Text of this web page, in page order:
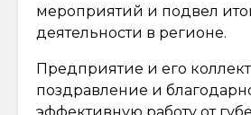
мероприятий и подвел
деятельности в регионе.
Предприятие и его
поздравление и